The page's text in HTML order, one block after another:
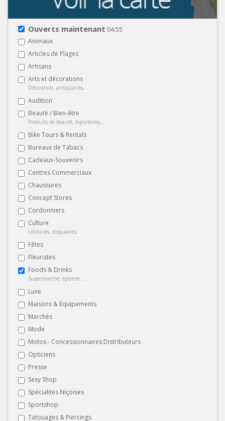
Ouverts maintenant 04:55
Animaux
Articles de Plages
Artisans
Arts et décorations
Décoration, antiquaires, ...
Audition
Beauté / Bien-être
Produits de beauté, bijouteries, ...
Bike Tours & Rentals
Bureaux de Tabacs
Cadeaux-Souvenirs
Centres Commerciaux
Chaussures
Concept Stores
Cordonniers
Culture
Librairies, disquaires, ...
Fêtes
Fleuristes
Foods & Drinks
Supermarché, épicerie, ...
Luxe
Maisons & Equipements
Marchés
Mode
Motos - Concessionnaires Distributeurs
Opticiens
Presse
Sexy Shop
Spécialités Niçoises
Sportshop
Tatouages & Piercings